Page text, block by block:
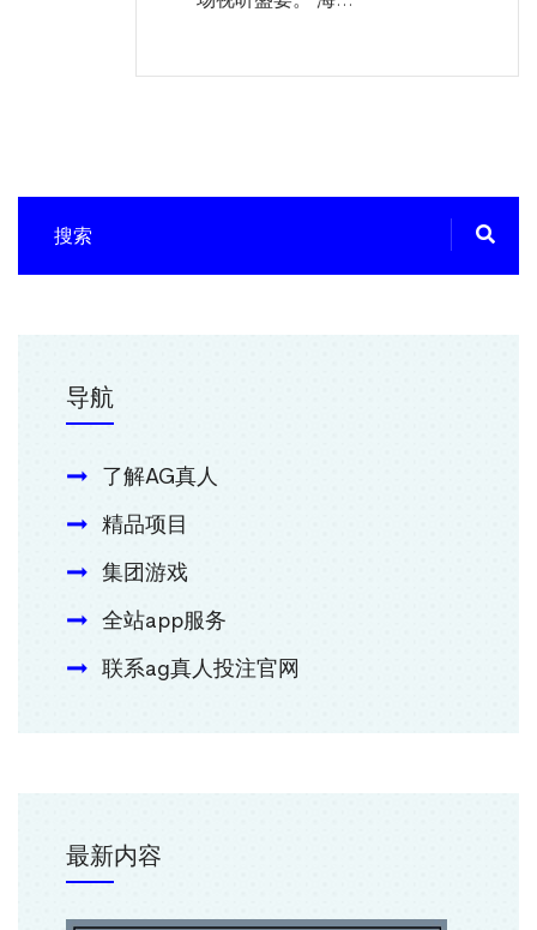
导航
了解AG真人
精品项目
集团游戏
全站app服务
联系ag真人投注官网
最新内容